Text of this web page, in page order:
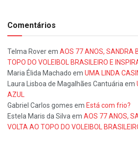
Comentários
Telma Roverem AOS 77 ANOS, SANDRA
TOPO DO VOLEIBOL BRASILEIRO E
Maria Élida Machado em UMA LINDA
Laura Lisboa de Magalhães Cantuáriaem
AZUL
Gabriel Carlos gomes em Está com frio?
Estela Maris da Silvaem AOS 77 ANOS,
VOLTA AO TOPO DO VOLEIBOL